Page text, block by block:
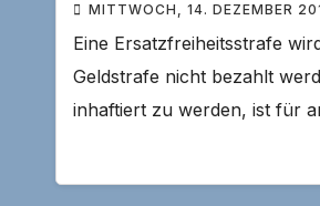
MITTWOCH, 14. DEZEMBER
Eine Ersatzfreiheitsstrafe
Geldstrafe nicht bezahlt
inhaftiert zu werden, ist für